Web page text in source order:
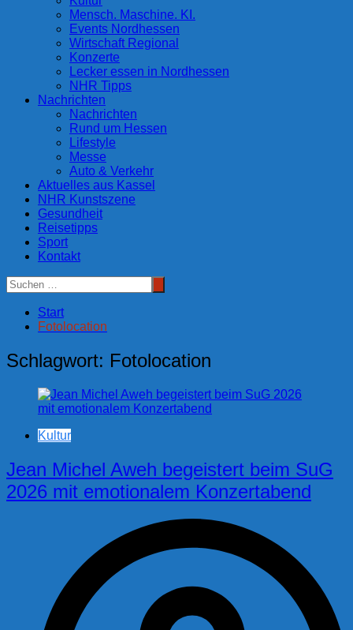
Mensch. Maschine. KI.
Events Nordhessen
Wirtschaft Regional
Konzerte
Lecker essen in Nordhessen
NHR Tipps
Nachrichten
Nachrichten
Rund um Hessen
Lifestyle
Messe
Auto & Verkehr
Aktuelles aus Kassel
NHR Kunstszene
Gesundheit
Reisetipps
Sport
Kontakt
Start
Fotolocation
Schlagwort: Fotolocation
Kultur
Jean Michel Aweh begeistert beim SuG
2026 mit emotionalem Konzertabend